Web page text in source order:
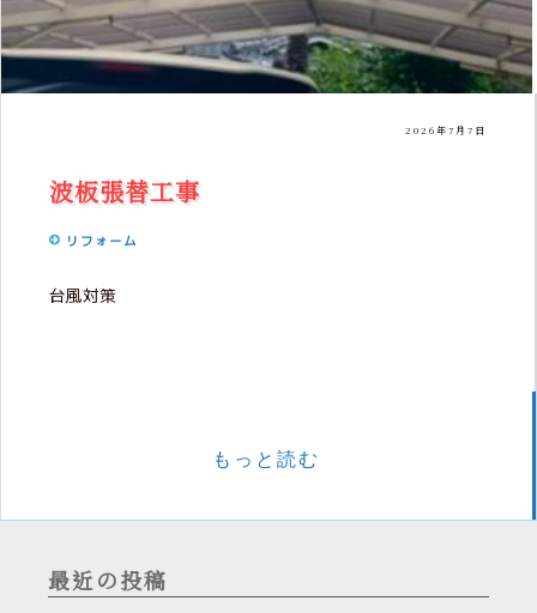
2026年7月7日
波板張替工事
リフォーム
台風対策
もっと読む
最近の投稿